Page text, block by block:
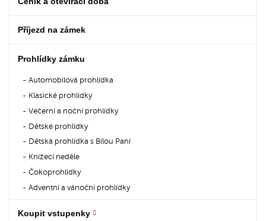
Příjezd na zámek
Prohlídky zámku
Automobilová prohlídka
Klasické prohlídky
Večerní a noční prohlídky
Dětské prohlídky
Dětská prohlídka s Bílou Paní
Knížecí neděle
Čokoprohlídky
Adventní a vánoční prohlídky
Koupit vstupenky